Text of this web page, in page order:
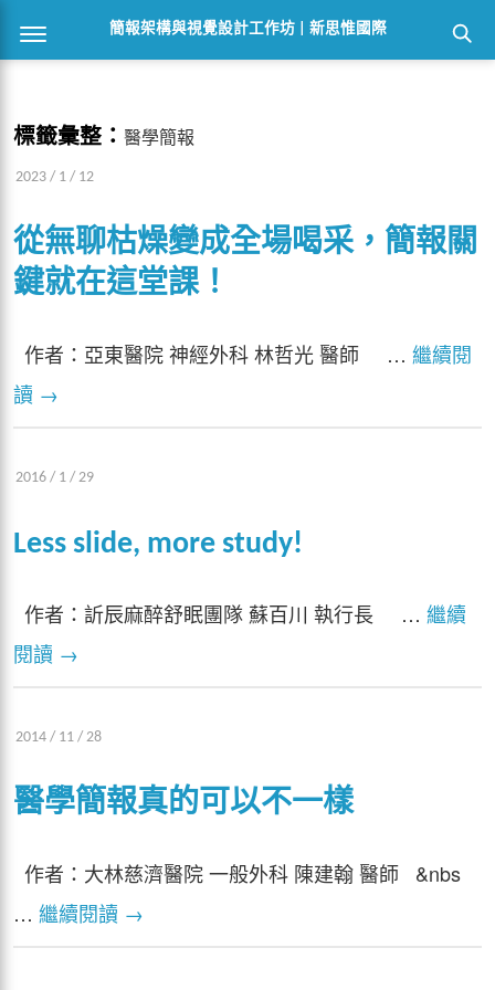
簡報架構與視覺設計工作坊 | 新思惟國際
標籤彙整： 醫學簡報
2023 / 1 / 12
從無聊枯燥變成全場喝采，簡報關
鍵就在這堂課！
作者：亞東醫院 神經外科 林哲光 醫師 … 繼續閱
讀 →
2016 / 1 / 29
Less slide, more study!
作者：訢辰麻醉舒眠團隊 蘇百川 執行長 … 繼續
閱讀 →
2014 / 11 / 28
醫學簡報真的可以不一樣
作者：大林慈濟醫院 一般外科 陳建翰 醫師 &nbs
… 繼續閱讀 →